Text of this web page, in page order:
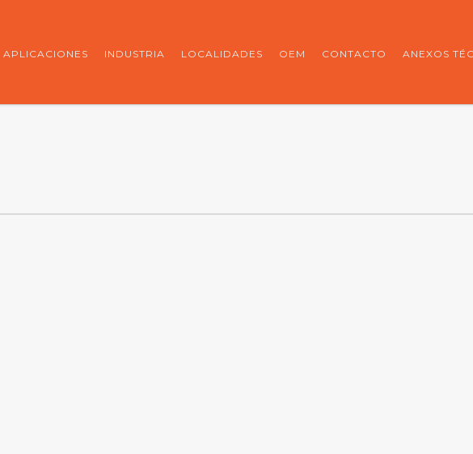
APLICACIONES INDUSTRIA LOCALIDADES OEM CONTACTO ANEXOS